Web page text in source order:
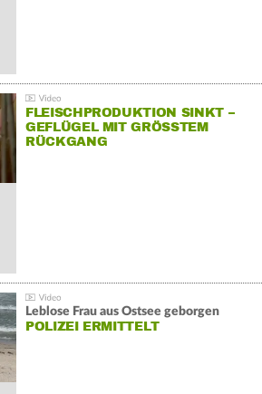
FLEISCHPRODUKTION SINKT –
GEFLÜGEL MIT GRÖSSTEM R
ÜCKGANG
Leblose Frau aus Ostsee geborgen
POLIZEI ERMITTELT